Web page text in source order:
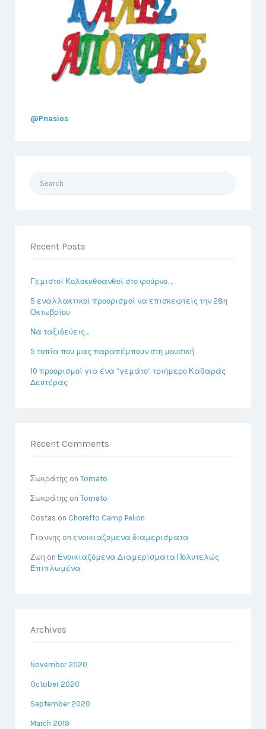
@Pnasios
Recent Posts
Γεμιστοί Κολοκυθοανθοί στο φούρνο….
5 εναλλακτικοί προορισμοί να επισκεφτείς την 28η
Οκτωβρίου
Να ταξιδεύεις…
5 τοπία που μας παραπέμπουν στη μουσική
10 προορισμοί για ένα “γεμάτο” τριήμερο Καθαράς
Δευτέρας
Recent Comments
Σωκράτης on Tomato
Σωκράτης on Tomato
Costas on Chorefto Camp Pelion
Γιαννης on ενοικιαζομενα διαμερισματα
Ζωη on Ενοικιαζόμενα Διαμερίσματα Πολυτελώς
Επιπλωμένα
Archives
November 2020
October 2020
September 2020
March 2019